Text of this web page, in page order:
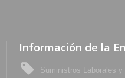
Información de la
Suministros Laborales